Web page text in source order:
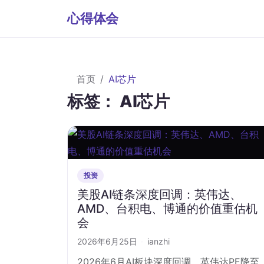
心得体会
首页 AI芯片
标签： AI芯片
投资
美股AI链条深度回调：英伟达、
AMD、台积电、博通的价值重估机
会
2026年6月25日 ianzhi
2026年6月AI板块深度回调，英伟达PE降至